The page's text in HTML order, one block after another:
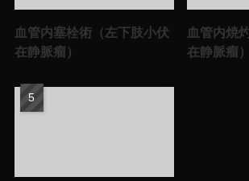
血管内塞栓術（左下肢小伏
在静脈瘤）
血管内焼
在静脈瘤）